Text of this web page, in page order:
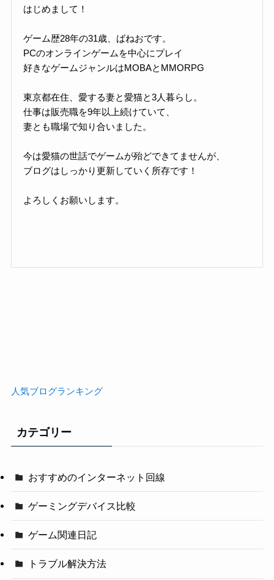
はじめまして！
ゲーム歴28年の31歳、ばねおです。
PCのオンラインゲームを中心にプレイ
好きなゲームジャンルはMOBAとMMORPG
東京都在住、愛する妻と愛猫と3人暮らし。
仕事は販売職を9年以上続けていて、
妻とも職場で知り合いました。
今は愛猫の世話でゲームが殆どできてませんが、
ブログはしっかり更新していく所存です！
よろしくお願いします。
人気ブログランキング
カテゴリー
おすすめのインターネット回線
ゲーミングデバイス比較
ゲーム関連日記
トラブル解決方法